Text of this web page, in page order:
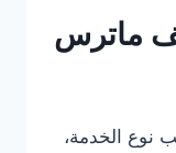
ماترس
نوع الخدمة،